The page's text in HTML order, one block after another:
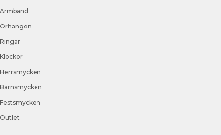
Armband
Örhängen
Ringar
Klockor
Herrsmycken
Barnsmycken
Festsmycken
Outlet